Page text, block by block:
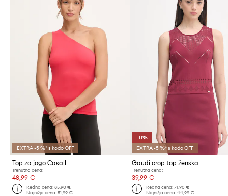
EXTRA -5 %* s kodo OFF
Top za jogo Casall
Trenutna cena:
48,99 €
Redna cena:85,90 €
Najnižja cena:51,99 €
-11%
EXTRA -5 %* s kodo OFF
Gaudi crop top ženska
Trenutna cena:
39,99 €
Redna cena: 71,90 €
Najnižja cena: 44,99 €